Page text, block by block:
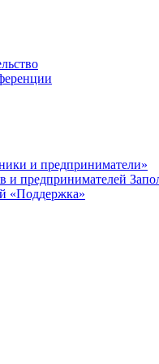
и предприниматели»
предпринимателей
«Поддержка»